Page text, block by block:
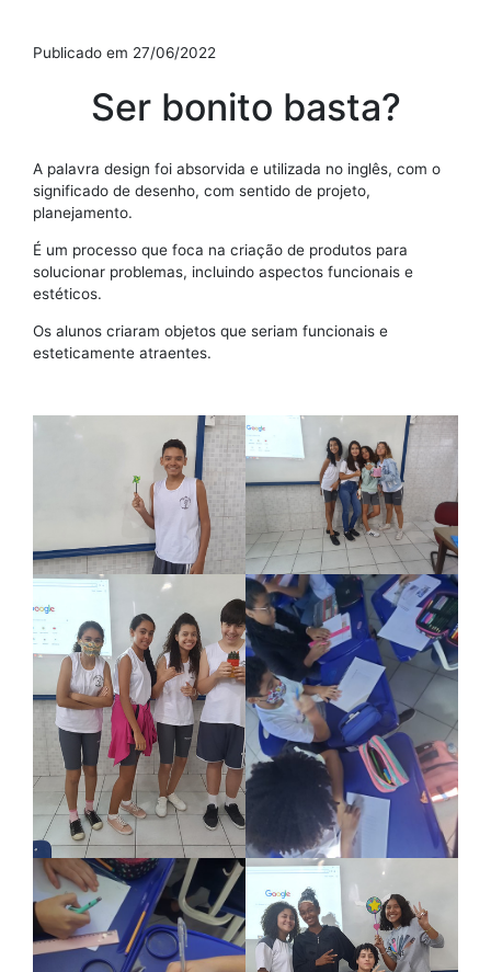
Publicado em 27/06/2022
Ser bonito basta?
A palavra design foi absorvida e utilizada no inglês, com o
significado de desenho, com sentido de projeto,
planejamento.
É um processo que foca na criação de produtos para
solucionar problemas, incluindo aspectos funcionais e
estéticos.
Os alunos criaram objetos que seriam funcionais e
esteticamente atraentes.